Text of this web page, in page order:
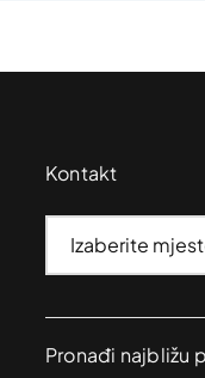
Kontakt
Pronađi najbližu